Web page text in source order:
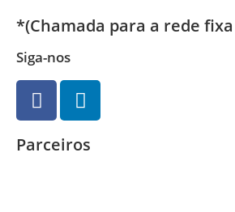
*(Chamada para a rede
Siga-nos
Parceiros